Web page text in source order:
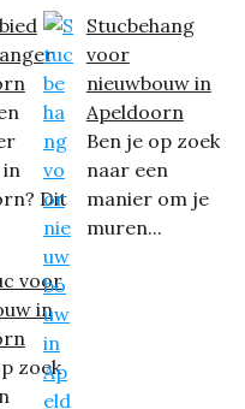
Dit
voor
in
zoek
Stucbehang
voor
nieuwbouw in
Apeldoorn
Ben je op zoek
naar een
manier om je
muren...